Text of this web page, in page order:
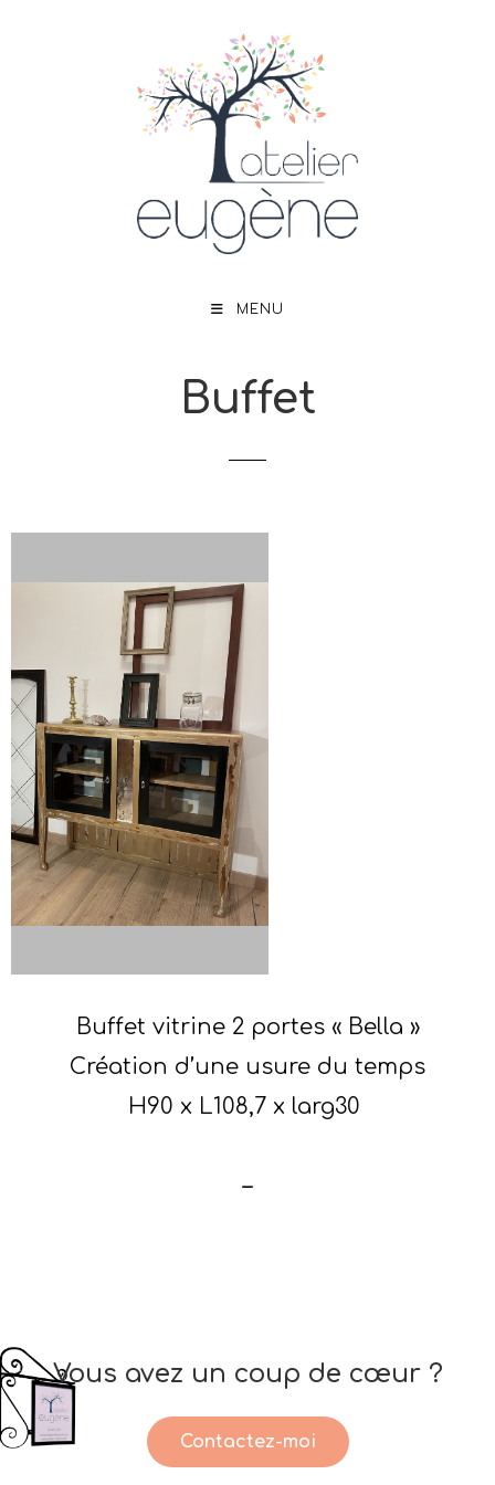
MENU
Buffet
Buffet vitrine 2 portes « Bella »
Création d’une usure du temps
H90 x L108,7 x larg30
–
Vous avez un coup de cœur ?
Contactez-moi